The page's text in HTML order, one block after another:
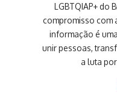
LGBTQIAP+ do
compromisso com
informação é
unir pessoas,
a luta